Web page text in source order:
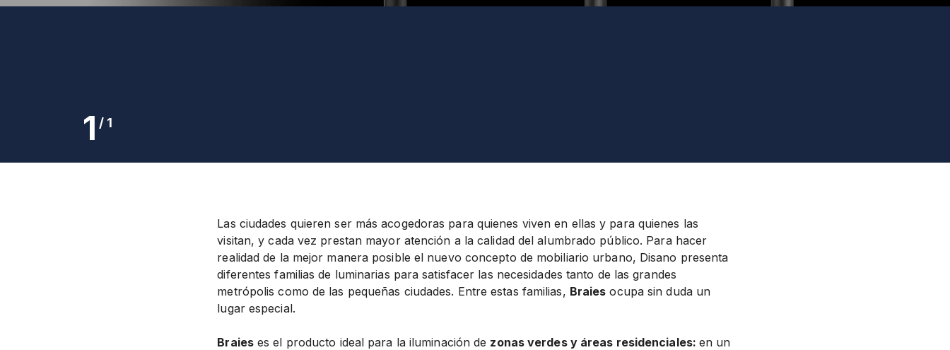
1 / 1
Las ciudades quieren ser más acogedoras para quienes viven en ellas y para quienes las
visitan, y cada vez prestan mayor atención a la calidad del alumbrado público. Para hacer
realidad de la mejor manera posible el nuevo concepto de mobiliario urbano, Disano presenta
diferentes familias de luminarias para satisfacer las necesidades tanto de las grandes
metrópolis como de las pequeñas ciudades. Entre estas familias, Braies ocupa sin duda un
lugar especial.
Braieses el producto ideal para la iluminación de zonas verdes y áreas residenciales:en un